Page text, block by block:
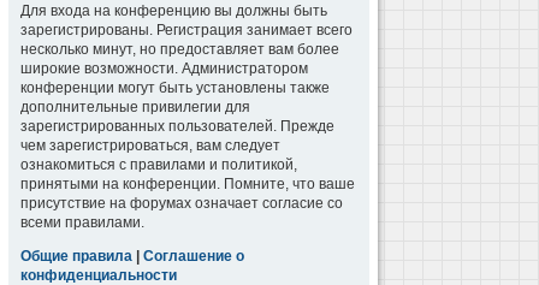
Для входа на конференцию вы должны быть
зарегистрированы. Регистрация занимает всего
несколько минут, но предоставляет вам более
широкие возможности. Администратором
конференции могут быть установлены также
дополнительные привилегии для
зарегистрированных пользователей. Прежде
чем зарегистрироваться, вам следует
ознакомиться с правилами и политикой,
принятыми на конференции. Помните, что ваше
присутствие на форумах означает согласие со
всеми правилами.
Общие правила | Соглашение о
конфиденциальности